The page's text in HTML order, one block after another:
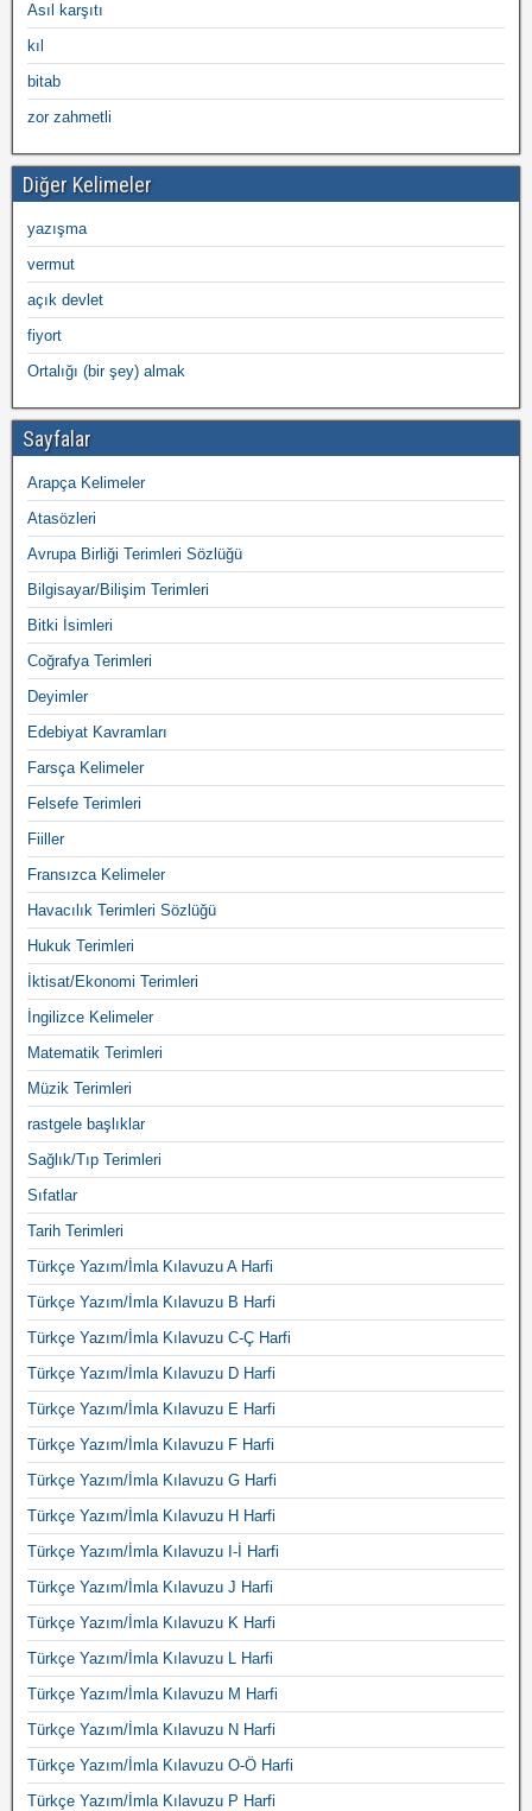
Asıl karşıtı
kıl
bitab
zor zahmetli
Diğer Kelimeler
yazışma
vermut
açık devlet
fiyort
Ortalığı (bir şey) almak
Sayfalar
Arapça Kelimeler
Atasözleri
Avrupa Birliği Terimleri Sözlüğü
Bilgisayar/Bilişim Terimleri
Bitki İsimleri
Coğrafya Terimleri
Deyimler
Edebiyat Kavramları
Farsça Kelimeler
Felsefe Terimleri
Fiiller
Fransızca Kelimeler
Havacılık Terimleri Sözlüğü
Hukuk Terimleri
İktisat/Ekonomi Terimleri
İngilizce Kelimeler
Matematik Terimleri
Müzik Terimleri
rastgele başlıklar
Sağlık/Tıp Terimleri
Sıfatlar
Tarih Terimleri
Türkçe Yazım/İmla Kılavuzu A Harfi
Türkçe Yazım/İmla Kılavuzu B Harfi
Türkçe Yazım/İmla Kılavuzu C-Ç Harfi
Türkçe Yazım/İmla Kılavuzu D Harfi
Türkçe Yazım/İmla Kılavuzu E Harfi
Türkçe Yazım/İmla Kılavuzu F Harfi
Türkçe Yazım/İmla Kılavuzu G Harfi
Türkçe Yazım/İmla Kılavuzu H Harfi
Türkçe Yazım/İmla Kılavuzu I-İ Harfi
Türkçe Yazım/İmla Kılavuzu J Harfi
Türkçe Yazım/İmla Kılavuzu K Harfi
Türkçe Yazım/İmla Kılavuzu L Harfi
Türkçe Yazım/İmla Kılavuzu M Harfi
Türkçe Yazım/İmla Kılavuzu N Harfi
Türkçe Yazım/İmla Kılavuzu O-Ö Harfi
Türkçe Yazım/İmla Kılavuzu P Harfi